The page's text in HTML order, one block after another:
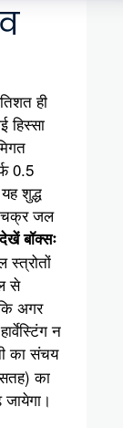
ही
हिस्सा
0.5
शुद्ध
चक्र जल
देखें बॉक्सः
से
अगर
न
का संचय
का